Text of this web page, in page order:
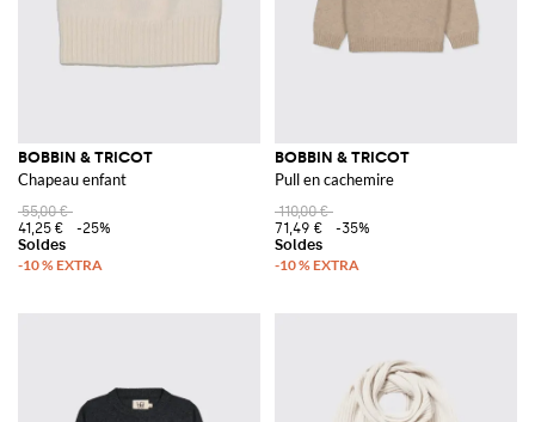
BOBBIN & TRICOT
Chapeau enfant
55,00 €
41,25 €
-25%
BOBBIN & TRICOT
Pull en cachemire
110,00 €
71,49 €
-35%